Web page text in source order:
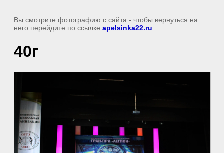
Вы смотрите фотографию с сайта - чтобы вернуться на
него перейдите по ссылке apelsinka22.ru
40г